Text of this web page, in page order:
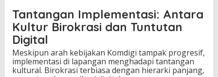
Tantangan Implementasi: Antara
Kultur Birokrasi dan Tuntutan
Digital
Meskipun arah kebijakan Komdigi tampak progresif,
implementasi di lapangan menghadapi tantangan
kultural. Birokrasi terbiasa dengan hierarki panjang,